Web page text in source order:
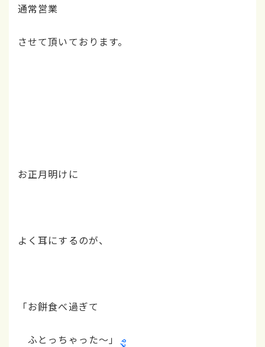
通常営業
させて頂いております。
お正月明けに
よく耳にするのが、
「お餅食べ過ぎて
ふとっちゃった～」